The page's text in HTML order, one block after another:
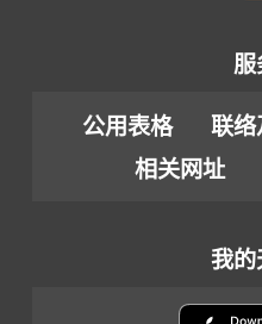
服
公用表格 联络
相关网址
我的